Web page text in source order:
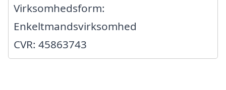
Virksomhedsform:
Enkeltmandsvirksomhed
CVR: 45863743